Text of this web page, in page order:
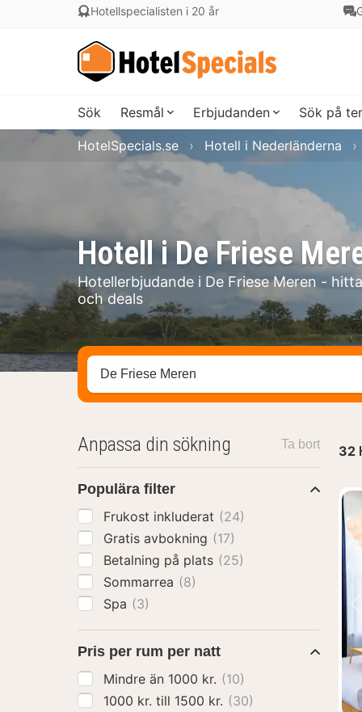
Hotellspecialisten i 20 år
Sök Resmål Erbjudanden Sök på
Hotell i De Friese
Hotellerbjudande i De Friese Meren -
och deals
HotelSpecials.se Hotell i Nederländerna
Sök efter hotell, område eller stad
32
Anpassa din sökning Ta bort
Populära filter
Frukost inkluderat (24)
Gratis avbokning (17)
Betalning på plats (25)
Sommarrea (8)
Spa (3)
Pris per rum per natt
Mindre än 1000 kr. (10)
1000 kr. till 1500 kr. (30)